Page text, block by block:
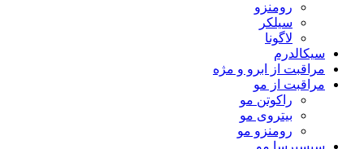
رومنزو
سیلکر
لاگونا
سیکالدرم
مراقبت از ابرو و مژه
مراقبت از مو
راکوتن مو
بیتروی مو
رومنزو مو
سیسپرسا مو